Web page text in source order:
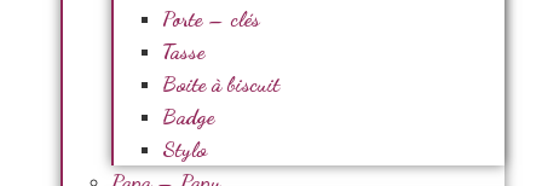
Porte – clés
Tasse
Boite à biscuit
Badge
Stylo